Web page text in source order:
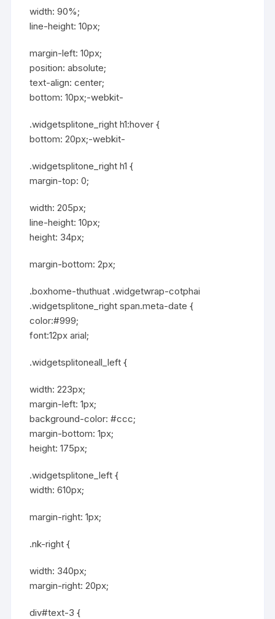
width: 90%;
line-height: 10px;
margin-left: 10px;
position: absolute;
text-align: center;
bottom: 10px;-webkit-
.widgetsplitone_right h1:hover {
bottom: 20px;-webkit-
.widgetsplitone_right h1 {
margin-top: 0;
width: 205px;
line-height: 10px;
height: 34px;
margin-bottom: 2px;
.boxhome-thuthuat .widgetwrap-cotphai
.widgetsplitone_right span.meta-date {
color:#999;
font:12px arial;
.widgetsplitoneall_left {
width: 223px;
margin-left: 1px;
background-color: #ccc;
margin-bottom: 1px;
height: 175px;
.widgetsplitone_left {
width: 610px;
margin-right: 1px;
.nk-right {
width: 340px;
margin-right: 20px;
div#text-3 {